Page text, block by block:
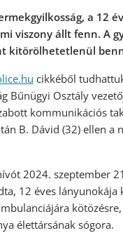
a 12
viszony állt fenn. A
kitörölhetetlenül
cikkéből
Bűnügyi Osztály
kommunikációs
B. Dávid (32) ellen a
2024. szeptember
12 éves
élettársának sógora.